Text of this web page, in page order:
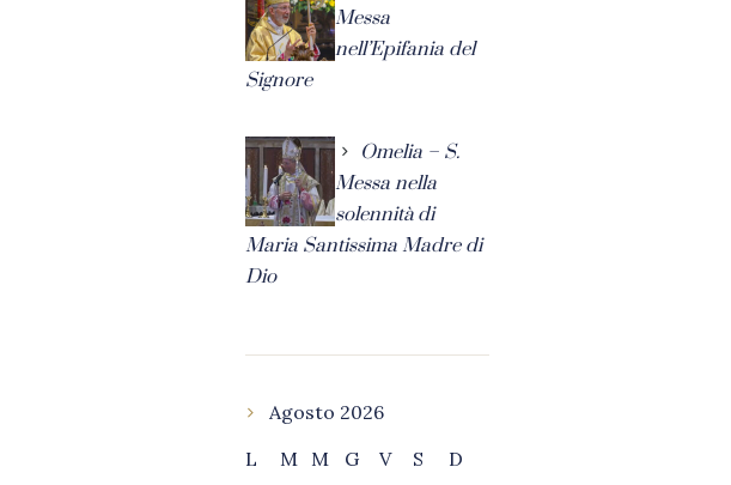
Messa
nell’Epifania del
Signore
Omelia – S.
Messa nella
solennità di
Maria Santissima Madre di
Dio
Agosto 2026
L
M M G V S
D